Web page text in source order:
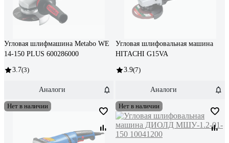
Угловая шлифмашина Metabo WE
14-150 PLUS 600286000
3.7(3)
Аналоги
Угловая шлифовальная машина
HITACHI G15VA
3.9(7)
Аналоги
Нет в наличии Нет в наличии